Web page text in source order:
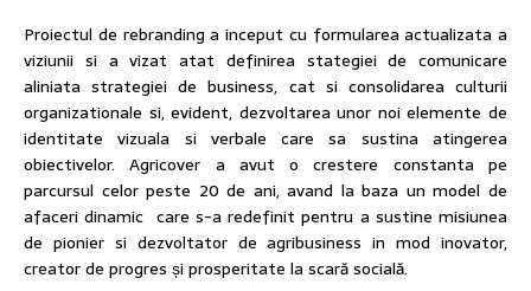
Proiectul de rebranding a inceput cu formularea actualizata a
viziunii si a vizat atat definirea stategiei de comunicare
aliniata strategiei de business, cat si consolidarea culturii
organizationale si, evident, dezvoltarea unor noi elemente de
identitate vizuala si verbale care sa sustina atingerea
obiectivelor. Agricover a avut o crestere constanta pe
parcursul celor peste 20 de ani, avand la baza un model de
afaceri dinamic care s-a redefinit pentru a sustine misiunea
de pionier si dezvoltator de agribusiness in mod inovator,
creator de progres și prosperitate la scară socială.